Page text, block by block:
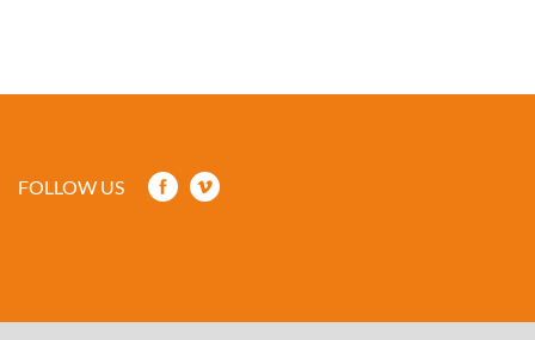
FOLLOW US